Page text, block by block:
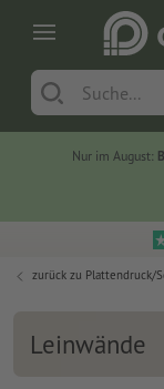
Nur im August:
zurück zu Plattendruck/
Leinwände